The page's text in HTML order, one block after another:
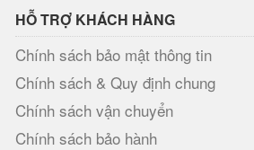
HỖ TRỢ KHÁCH HÀNG
Chính sách bảo mật thông tin
Chính sách & Quy định chung
Chính sách vận chuyển
Chính sách bảo hành